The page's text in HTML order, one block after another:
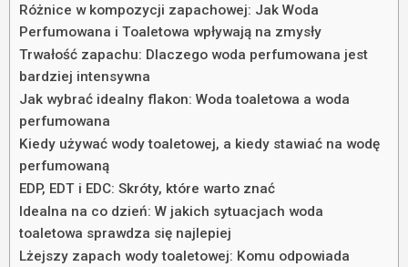
Różnice w kompozycji zapachowej: Jak Woda
Perfumowana i Toaletowa wpływają na zmysły
Trwałość zapachu: Dlaczego woda perfumowana jest
bardziej intensywna
Jak wybrać idealny flakon: Woda toaletowa a woda
perfumowana
Kiedy używać wody toaletowej, a kiedy stawiać na wodę
perfumowaną
EDP, EDT i EDC: Skróty, które warto znać
Idealna na co dzień: W jakich sytuacjach woda
toaletowa sprawdza się najlepiej
Lżejszy zapach wody toaletowej: Komu odpowiada